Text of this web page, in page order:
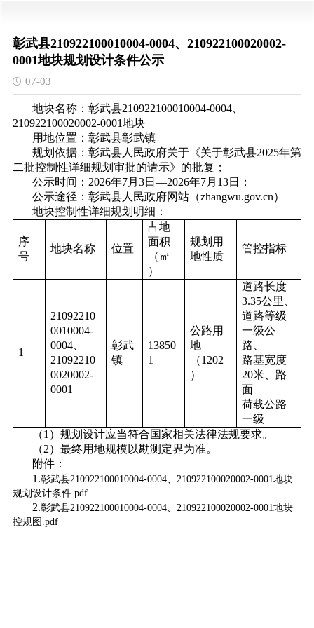
彰武县210922100010004-0004、210922100020002-
0001地块规划设计条件公示
07-03
地块名称：彰武县210922100010004-0004、
210922100020002-0001地块
用地位置：彰武县彰武镇
规划依据：彰武县人民政府关于《关于彰武县2025年第
二批控制性详细规划审批的请示》的批复；
公示时间：2026年7月3日—2026年7月13日；
公示途径：彰武县人民政府网站（zhangwu.gov.cn）
地块控制性详细规划明细：
序
号
地块名称 位置
占地
面积
（㎡
）
规划用
地性质
管控指标
1
21092210
0010004-
0004、
21092210
0020002-
0001
彰武
镇
13850
1
公路用
地
（1202
）
道路长度
3.35公里、
道路等级
一级公
路、
路基宽度
20米、路
面
荷载公路
一级
（1）规划设计应当符合国家相关法律法规要求。
（2）最终用地规模以勘测定界为准。
附件：
1.彰武县210922100010004-0004、210922100020002-0001地块
规划设计条件.pdf
2.彰武县210922100010004-0004、210922100020002-0001地块
控规图.pdf